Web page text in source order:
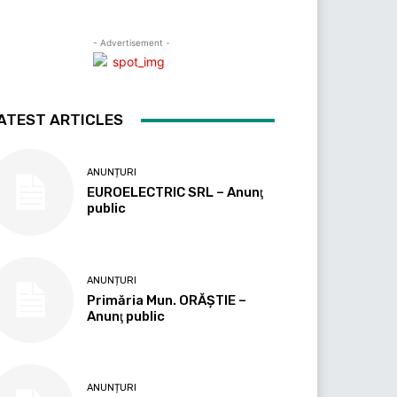
- Advertisement -
ARTICLES
ANUNȚURI
EUROELECTRIC SRL – Anunţ
public
ANUNȚURI
Primăria Mun. ORĂȘTIE –
Anunţ public
ANUNȚURI